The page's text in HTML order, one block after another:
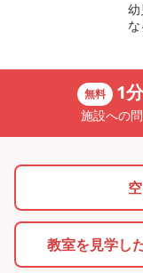
無料 1
施設への
教室を見学し